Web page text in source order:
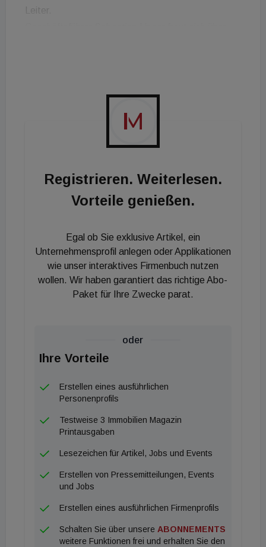
Leiter.
genauestens kennt.“
Registrieren. Weiterlesen.
Vorteile genießen.
Egal ob Sie exklusive Artikel, ein
Unternehmensprofil anlegen oder Applikationen
wie unser interaktives Firmenbuch nutzen
wollen. Wir haben garantiert das richtige Abo-
Paket für Ihre Zwecke parat.
oder
Ihre Vorteile
Erstellen eines ausführlichen
Personenprofils
Testweise 3 Immobilien Magazin
Printausgaben
Lesezeichen für Artikel, Jobs und Events
Erstellen von Pressemitteilungen, Events
und Jobs
Erstellen eines ausführlichen Firmenprofils
Schalten Sie über unsere ABONNEMENTS
weitere Funktionen frei und erhalten Sie den